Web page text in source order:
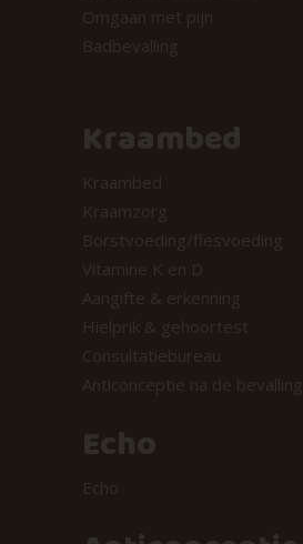
Omgaan met pijn
Badbevalling
Kraambed
Kraambed
Kraamzorg
Borstvoeding/flesvoeding
Vitamine K en D
Aangifte & erkenning
Hielprik & gehoortest
Consultatiebureau
Anticonceptie na de bevalling
Echo
Echo